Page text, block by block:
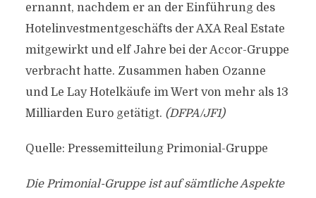
ernannt, nachdem er an der Einführung des
Hotelinvestmentgeschäfts der AXA Real Estate
mitgewirkt und elf Jahre bei der Accor-Gruppe
verbracht hatte. Zusammen haben Ozanne
und Le Lay Hotelkäufe im Wert von mehr als 13
Milliarden Euro getätigt. (DFPA/JF1)
Quelle: Pressemitteilung Primonial-Gruppe
Die Primonial-Gruppe ist auf sämtliche Aspekte